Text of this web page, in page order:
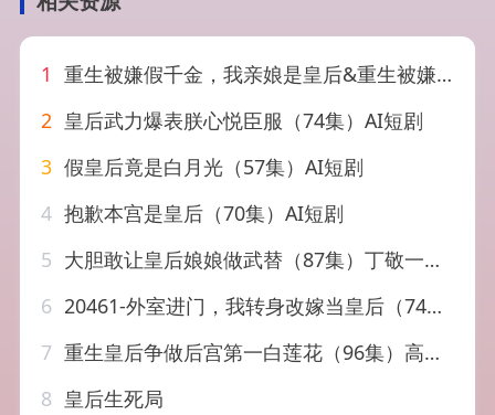
1 重生被嫌假千金，我亲娘是皇后&重生被嫌假千金我亲娘是皇后（31集）AI短剧
2 皇后武力爆表朕心悦臣服（74集）AI短剧
3 假皇后竟是白月光（57集）AI短剧
4 抱歉本宫是皇后（70集）AI短剧
5 大胆敢让皇后娘娘做武替（87集）丁敬一＆袁雨涵
6 20461-外室进门，我转身改嫁当皇后（74集）俞俙&王冰星
7 重生皇后争做后宫第一白莲花（96集）高旻睿＆余芷慧
8 皇后生死局